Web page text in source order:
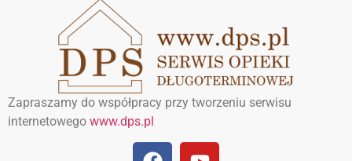
Zapraszamy do współpracy przy tworzeniu serwisu
internetowego www.dps.pl